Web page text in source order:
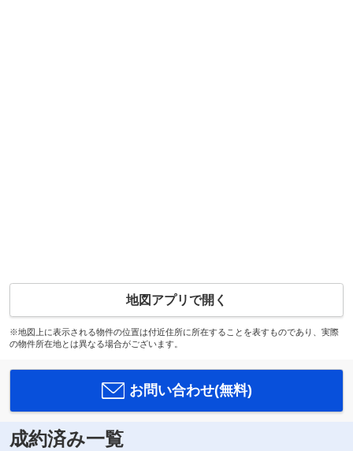
地図アプリで開く
※地図上に表示される物件の位置は付近住所に所在することを表すものであり、実際
の物件所在地とは異なる場合がございます。
お問い合わせ(無料)
成約済み一覧